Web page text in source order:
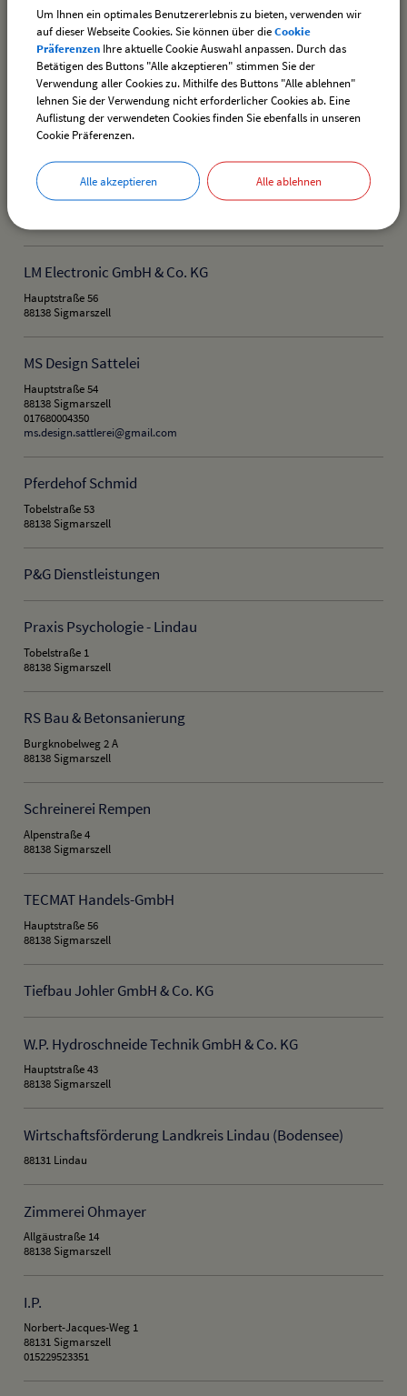
Bodenseestraße 61
88138 Sigmarszell
KFZ-Sachverständigenbüro Andreas Stumpf
Bodenseestraße 152 C
88138 Sigmarszell
Lehmann GmbH Garten- und Landschaftsbau
LM Electronic GmbH & Co. KG
Hauptstraße 56
88138 Sigmarszell
MS Design Sattelei
Hauptstraße 54
88138 Sigmarszell
017680004350
ms.design.sattlerei@gmail.com
Pferdehof Schmid
Tobelstraße 53
88138 Sigmarszell
P&G Dienstleistungen
Praxis Psychologie - Lindau
Tobelstraße 1
88138 Sigmarszell
RS Bau & Betonsanierung
Burgknobelweg 2 A
88138 Sigmarszell
Schreinerei Rempen
Alpenstraße 4
88138 Sigmarszell
TECMAT Handels-GmbH
Hauptstraße 56
88138 Sigmarszell
Tiefbau Johler GmbH & Co. KG
W.P. Hydroschneide Technik GmbH & Co. KG
Hauptstraße 43
88138 Sigmarszell
Wirtschaftsförderung Landkreis Lindau (Bodensee)
88131 Lindau
Zimmerei Ohmayer
Allgäustraße 14
88138 Sigmarszell
I.P.
Norbert-Jacques-Weg 1
88131 Sigmarszell
015229523351
Um Ihnen ein optimales Benutzererlebnis zu bieten, verwenden wir
auf dieser Webseite Cookies. Sie können über dieCookie
Präferenzen Ihre aktuelle Cookie Auswahl anpassen. Durch das
Betätigen des Buttons "Alle akzeptieren" stimmen Sie der
Verwendung aller Cookies zu. Mithilfe des Buttons "Alle ablehnen"
lehnen Sie der Verwendung nicht erforderlicher Cookies ab. Eine
Auflistung der verwendeten Cookies finden Sie ebenfalls in unseren
Cookie Präferenzen.
Alle akzeptieren Alle ablehnen